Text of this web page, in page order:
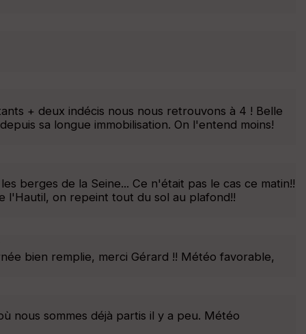
+ deux indécis nous nous retrouvons à 4 ! Belle
sa longue immobilisation. On l'entend moins!
berges de la Seine... Ce n'était pas le cas ce matin!!
on repeint tout du sol au plafond!!
bien remplie, merci Gérard !! Météo favorable,
nous sommes déjà partis il y a peu. Météo